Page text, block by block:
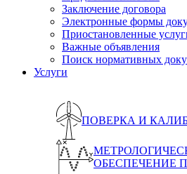
Заключение договора
Электронные формы
Приостановленные
Важные объявления
Поиск нормативных
Услуги
ПОВЕРКА И
ОБЕСПЕЧЕНИЕ